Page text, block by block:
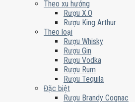
Theo xu hướng
Rượu X.O
Rượu King Arthur
Theo loại
Rượu Whisky
Rượu Gin
Rượu Vodka
Rượu Rum
Rượu Tequila
Đặc biệt
Rượu Brandy Cognac